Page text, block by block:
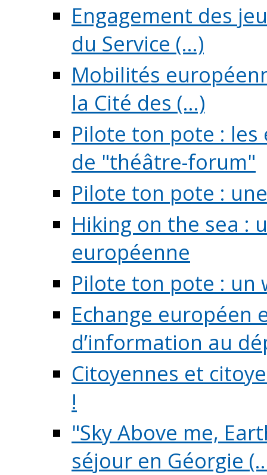
Engagement des
du Service (...)
Mobilités
la Cité des (...)
Pilote ton pote :
de "théâtre-forum"
Pilote ton pote :
Hiking on the sea :
européenne
Pilote ton pote : un
Echange européen
d’information au
Citoyennes et
!
"Sky Above me,
séjour en Géorgie